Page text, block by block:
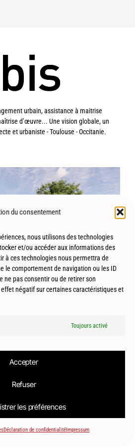
du consentement
nous utilisons des technologies
et/ou accéder aux informations des
à ces technologies nous permettra de
le comportement de navigation ou les ID
ne pas consentir ou de retirer son
négatif sur certaines caractéristiques et
Toujours activé
Accepter
Refuser
les préférences
Déclaration de confidentialitéImpressum
urbain, assistance à maitrise
d’œuvre... Une vision globale, un
et urbaniste - Toulouse - Occitanie.
– Espace jeunes –